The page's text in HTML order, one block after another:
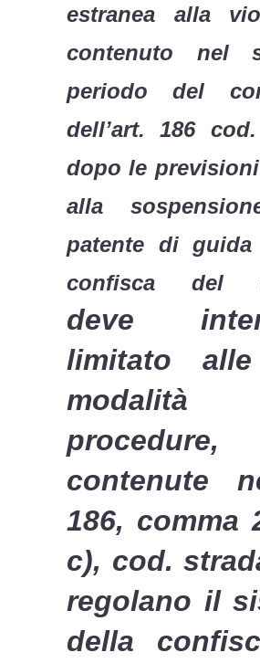
estranea alla
contenuto nel
periodo del
dell’art. 186
dopo le
alla
patente di
confisca del
deve
limitato
procedure,
contenute
186, comma
c), cod.
regolano il
della